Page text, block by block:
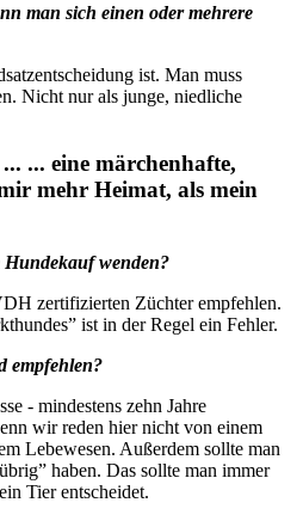
man sich einen oder mehrere
ist. Man muss
Nicht nur als junge, niedliche
... eine märchenhafte,
mehr Heimat, als mein
Hundekauf wenden?
zertifizierten Züchter empfehlen.
ist in der Regel ein Fehler.
empfehlen?
- mindestens zehn Jahre
wir reden hier nicht von einem
Lebewesen. Außerdem sollte man
haben. Das sollte man immer
Tier entscheidet.